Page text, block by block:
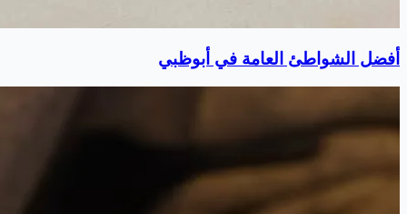
أفضل الشواطئ العامة في أبوظبي